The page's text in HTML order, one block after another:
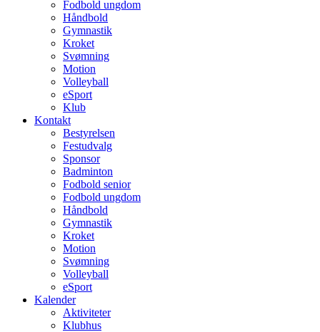
Fodbold ungdom
Håndbold
Gymnastik
Kroket
Svømning
Motion
Volleyball
eSport
Klub
Kontakt
Bestyrelsen
Festudvalg
Sponsor
Badminton
Fodbold senior
Fodbold ungdom
Håndbold
Gymnastik
Kroket
Motion
Svømning
Volleyball
eSport
Kalender
Aktiviteter
Klubhus